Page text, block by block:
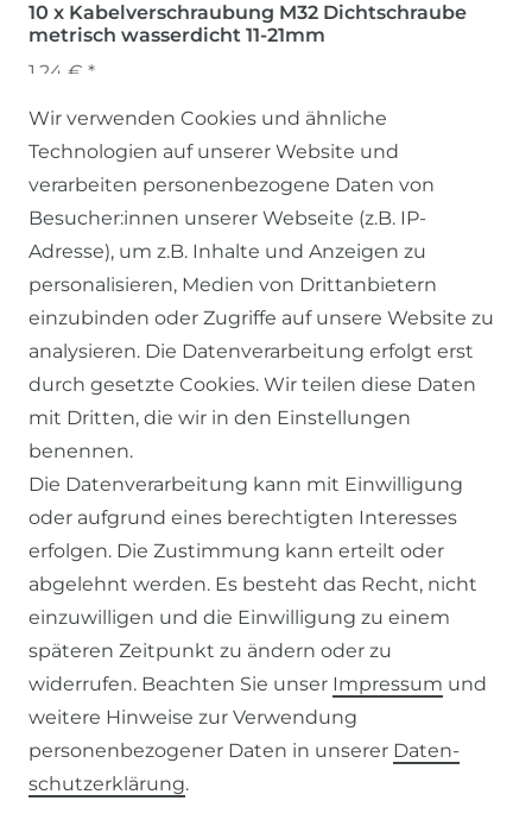
10 x Kabelverschraubung M32 Dichtschraube
metrisch wasserdicht 11-21mm
1,24 € *
SERVICE
KONTAKT
ZAHLUNG & VERSAND
WIDERRUFSFORMULAR
RECHTLICHES
WIDERRUFSRECHT
IMPRESSUM
Wir verwenden Cookies und ähnliche
Technologien auf unserer Website und
verarbeiten personenbezogene Daten von
Besucher:innen unserer Webseite (z.B. IP-
Adresse), um z.B. Inhalte und Anzeigen zu
personalisieren, Medien von Drittanbietern
einzubinden oder Zugriffe auf unsere Website zu
analysieren. Die Datenverarbeitung erfolgt erst
durch gesetzte Cookies. Wir teilen diese Daten
mit Dritten, die wir in den Einstellungen
benennen.
Die Datenverarbeitung kann mit Einwilligung
oder aufgrund eines berechtigten Interesses
erfolgen. Die Zustimmung kann erteilt oder
abgelehnt werden. Es besteht das Recht, nicht
einzuwilligen und die Einwilligung zu einem
späteren Zeitpunkt zu ändern oder zu
widerrufen. Beachten Sie unser Impressum und
weitere Hinweise zur Verwendung
personenbezogener Daten in unserer Daten­
schutz­erklärung.